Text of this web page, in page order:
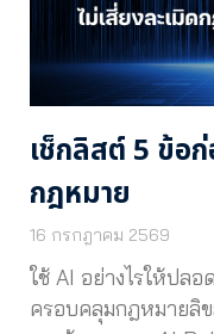
เช็กลิสต์ 5 ข้อ
กฎหมาย
16 กรกฎาคม 2569
ใช้ AI อย่างไรให้ปล
ครอบคลุมกฎหมายลิ